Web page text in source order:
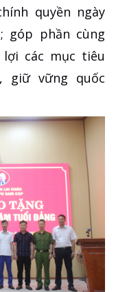
quyền ngày
góp phần cùng
các mục tiêu
vững quốc